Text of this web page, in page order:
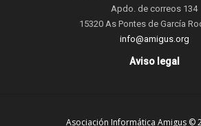
Apdo. de correos 134
15320 As Pontes de García
info@amigus.org
Aviso legal
Asociación Informática Amigus ©